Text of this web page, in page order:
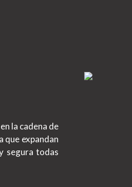
la cadena de
que expandan
segura todas